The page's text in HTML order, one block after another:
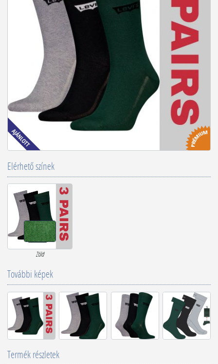
Elérhető színek
Zöld
További képek
Termék részletek